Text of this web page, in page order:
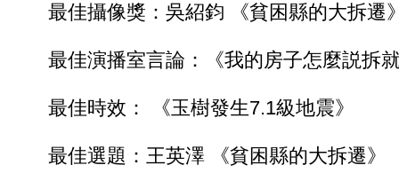
最佳攝像獎：吳紹鈞 《貧困縣的大拆遷
最佳演播室言論：《我的房子怎麼説拆
最佳時效： 《玉樹發生7.1級地震》
最佳選題：王英澤 《貧困縣的大拆遷》